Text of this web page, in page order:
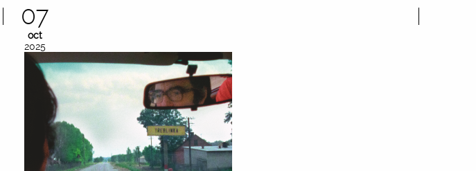
07
oct
2025